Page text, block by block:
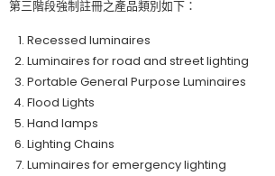
第三階段強制註冊之產品類別如下：
Recessed luminaires
Luminaires for road and street lighting
Portable General Purpose Luminaires
Flood Lights
Hand lamps
Lighting Chains
Luminaires for emergency lighting